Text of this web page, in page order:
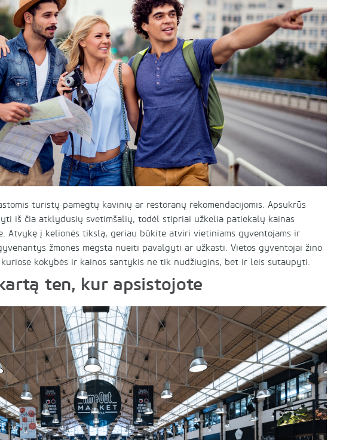
turistų pamėgtų kavinių ar restoranų rekomendacijomis. Apsukrūs
iš čia atklydusių svetimšalių, todėl stipriai užkelia patiekalų kainas
Atvykę į kelionės tikslą, geriau būkite atviri vietiniams gyventojams ir
žmonės mėgsta nueiti pavalgyti ar užkasti. Vietos gyventojai žino
kokybės ir kainos santykis ne tik nudžiugins, bet ir leis sutaupyti.
ten, kur apsistojote